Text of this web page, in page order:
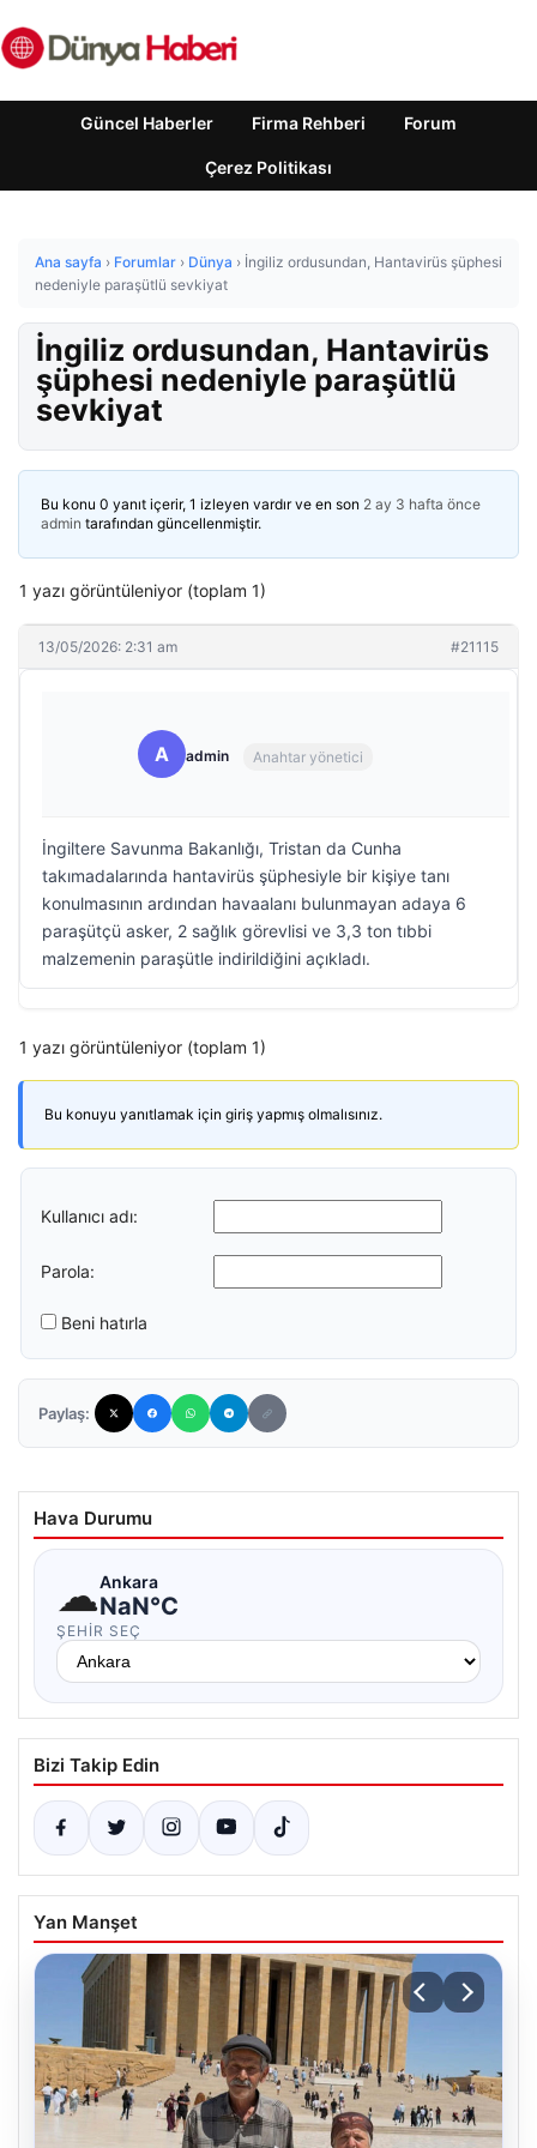
Güncel Haberler Firma Rehberi Forum
Çerez Politikası
Ana sayfa › Forumlar › Dünya › İngiliz ordusundan, Hantavirüs şüphesi
nedeniyle paraşütlü sevkiyat
İngiliz ordusundan, Hantavirüs
şüphesi nedeniyle paraşütlü
sevkiyat
Bu konu 0 yanıt içerir, 1 izleyen vardır ve en son 2 ay 3 hafta önce
admin tarafından güncellenmiştir.
1 yazı görüntüleniyor (toplam 1)
13/05/2026: 2:31 am #21115
A admin Anahtar yönetici
İngiltere Savunma Bakanlığı, Tristan da Cunha
takımadalarında hantavirüs şüphesiyle bir kişiye tanı
konulmasının ardından havaalanı bulunmayan adaya 6
paraşütçü asker, 2 sağlık görevlisi ve 3,3 ton tıbbi
malzemenin paraşütle indirildiğini açıkladı.
1 yazı görüntüleniyor (toplam 1)
Bu konuyu yanıtlamak için giriş yapmış olmalısınız.
Kullanıcı adı:
Parola:
Beni hatırla
Paylaş:
Hava Durumu
☁Ankara
NaN°C
ŞEHIR SEÇ
Bizi Takip Edin
Yan Manşet